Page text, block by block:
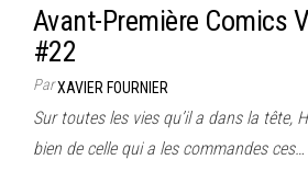
Avant-Première Comics
#22
ParXAVIER FOURNIER
Sur toutes les vies qu’il a dans la tête,
bien de celle qui a les commandes ces…